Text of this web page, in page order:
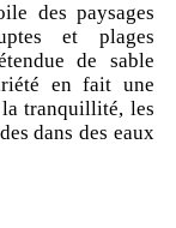
des paysages
et plages
de sable
en fait une
tranquillité, les
dans des eaux